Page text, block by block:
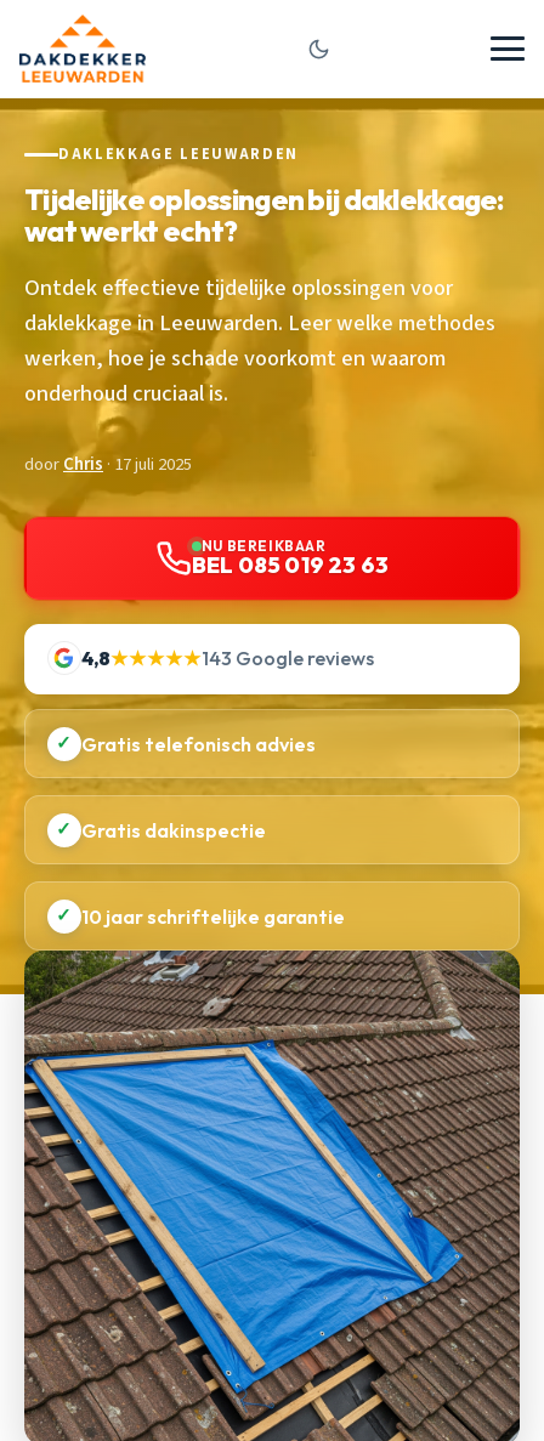
DAKLEKKAGE LEEUWARDEN
Tijdelijke oplossingen bij daklekkage:
wat werkt echt?
Ontdek effectieve tijdelijke oplossingen voor
daklekkage in Leeuwarden. Leer welke methodes
werken, hoe je schade voorkomt en waarom
onderhoud cruciaal is.
doorChris · 17 juli 2025
NU BEREIKBAAR
BEL 085 019 23 63
4,8★★★★★143 Google reviews
✓ Gratis telefonisch advies
✓ Gratis dakinspectie
✓ 10 jaar schriftelijke garantie